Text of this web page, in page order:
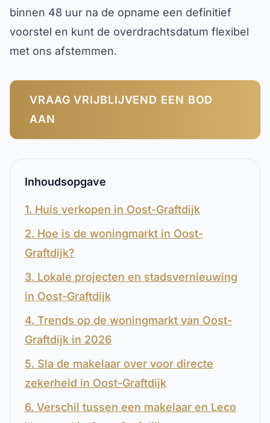
binnen 48 uur na de opname een definitief
voorstel en kunt de overdrachtsdatum flexibel
met ons afstemmen.
VRAAG VRIJBLIJVEND EEN BOD
AAN
Inhoudsopgave
1. Huis verkopen in Oost-Graftdijk
2. Hoe is de woningmarkt in Oost-
Graftdijk?
3. Lokale projecten en stadsvernieuwing
in Oost-Graftdijk
4. Trends op de woningmarkt van Oost-
Graftdijk in 2026
5. Sla de makelaar over voor directe
zekerheid in Oost-Graftdijk
6. Verschil tussen een makelaar en Leco